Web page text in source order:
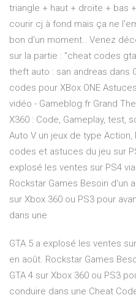
triangle + haut + droite + bas
courir cj à fond mais ça ne
bon d'un moment.. Venez
sur la partie : "cheat codes
theft auto : san andreas dans
codes pour XBox ONE
vidéo - Gameblog.fr Grand
X360 : Code, Gameplay, test,
Auto V un jeux de type Action,
codes et astuces du jeu sur
explosé les ventes sur PS4
Rockstar Games Besoin d'un
sur Xbox 360 ou PS3 pour
dans une
GTA 5 a explosé les ventes
en août. Rockstar Games
GTA 4 sur Xbox 360 ou PS3
conduire dans une Cheat